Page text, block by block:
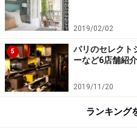
アメリが働いていたカフェ
アメリが働くカフェ「Café
ルピック通りにあります。
れており、タバコ屋はあ
在。是非、こちらでアメ
を味わってください。また
2019/02/02
5
パリのセレクト
ーなど6店舗紹介
2019/11/20
ランキング